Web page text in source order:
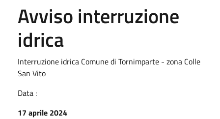
Avviso interruzione
idrica
Interruzione idrica Comune di Tornimparte - zona Colle
San Vito
Data :
17 aprile 2024